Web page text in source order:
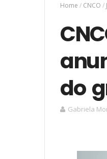
Home / CNCO /
do
Gabriela